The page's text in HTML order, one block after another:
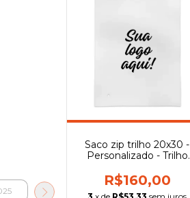
Saco zip trilho 20x30 -
Personalizado - Trilho
R$160,00